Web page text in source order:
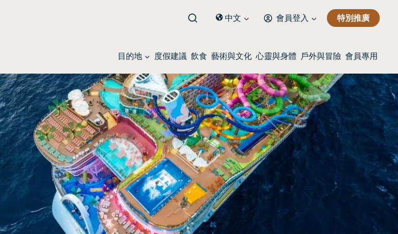
中文 會員登入 特別推廣
目的地 度假建議 飲食 藝術與文化 心靈與身體 戶外與冒險 會員專用